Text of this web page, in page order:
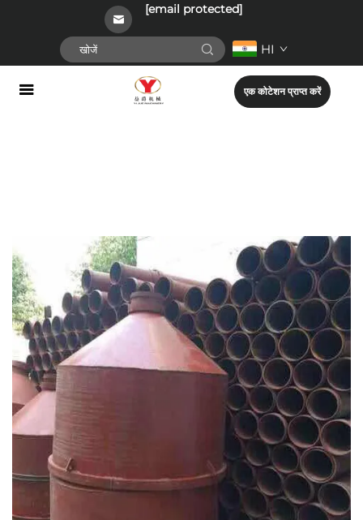
[email protected]
HI
एक कोटेशन प्राप्त करें